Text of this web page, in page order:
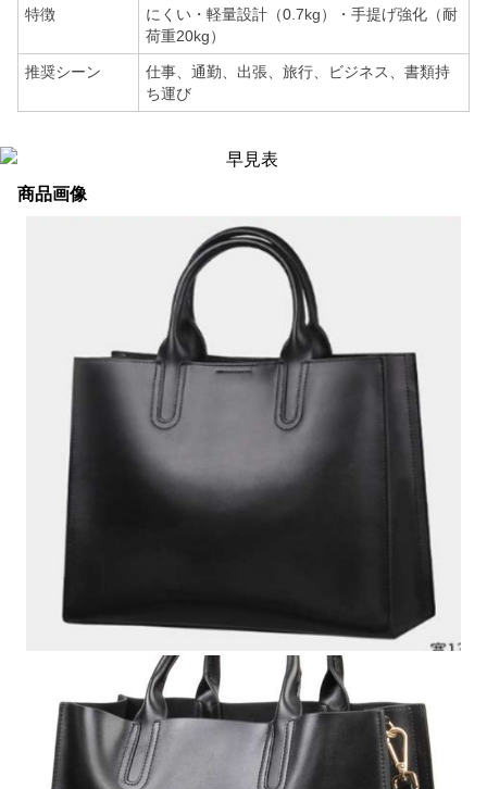
特徴
にくい・軽量設計（0.7kg）・手提げ強化（耐
荷重20kg）
推奨シーン
仕事、通勤、出張、旅行、ビジネス、書類持
ち運び
商品画像